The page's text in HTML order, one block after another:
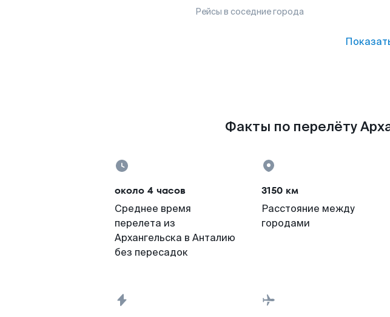
Рейсы в соседние города
Факты по перелёту
около 4 часов
Среднее время
перелета из
Архангельска в Анталию
без пересадок
3150 км
Расстояние между
городами